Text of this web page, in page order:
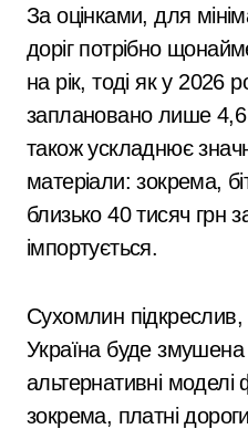
За оцінками, для
доріг потрібно
на рік, тоді як у 2026
заплановано лише
також ускладнює
матеріали: зокрема,
близько 40 тисяч грн
імпортується.
Сухомлин
Україна буде
альтернативні
зокрема, платні